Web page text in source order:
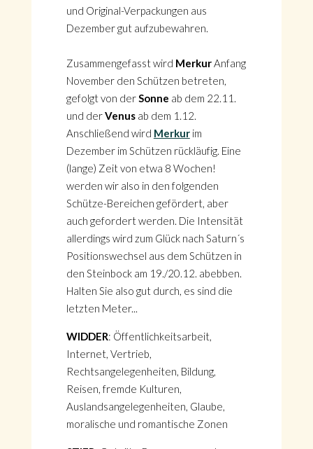
und Original-Verpackungen aus
Dezember gut aufzubewahren.
Zusammengefasst wird MerkurAnfang
November den Schützen betreten,
gefolgt von derSonne ab dem 22.11.
und derVenusab dem 1.12.
Anschließend wird Merkur im
Dezember im Schützen rückläufig. Eine
(lange) Zeit von etwa 8 Wochen!
werden wir also in den folgenden
Schütze-Bereichen gefördert, aber
auch gefordert werden. Die Intensität
allerdings wird zum Glück nach Saturn´s
Positionswechsel aus dem Schützen in
den Steinbock am 19./20.12. abebben.
Halten Sie also gut durch, es sind die
letzten Meter...
WIDDER: Öffentlichkeitsarbeit,
Internet, Vertrieb,
Rechtsangelegenheiten, Bildung,
Reisen, fremde Kulturen,
Auslandsangelegenheiten, Glaube,
moralische und romantische Zonen